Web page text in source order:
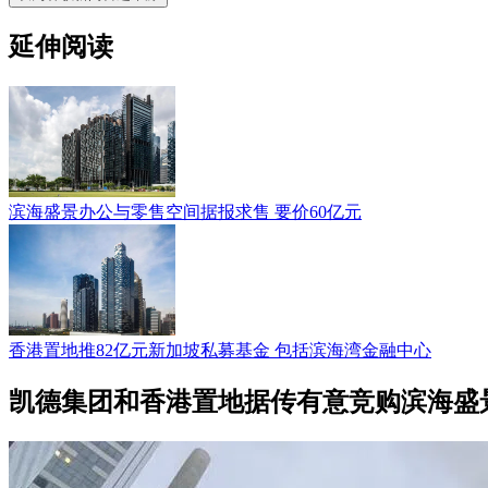
延伸阅读
滨海盛景办公与零售空间据报求售 要价60亿元
香港置地推82亿元新加坡私募基金 包括滨海湾金融中心
凯德集团和香港置地据传有意竞购滨海盛